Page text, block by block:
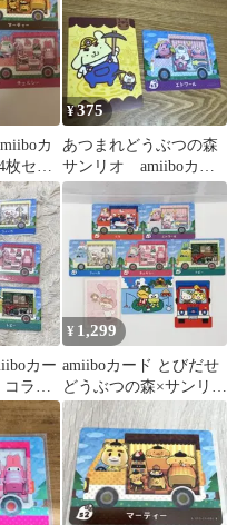
カ
枚セッ
¥375
あつまれどうぶつの森
サンリオ amiiboカー
ド エトワール
カー
ラ
ト セ
¥ 1,299
amiiboカード とびだせ
どうぶつの森×サンリオ
5枚セット